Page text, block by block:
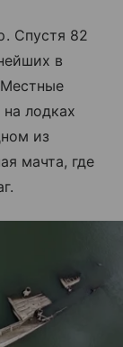
Спустя 82
в
лодках
из
мачта, где